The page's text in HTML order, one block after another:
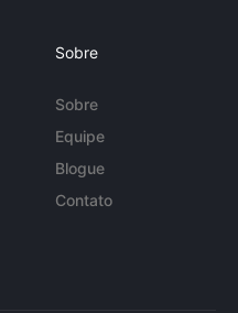
Sobre
Sobre
Equipe
Blogue
Contato